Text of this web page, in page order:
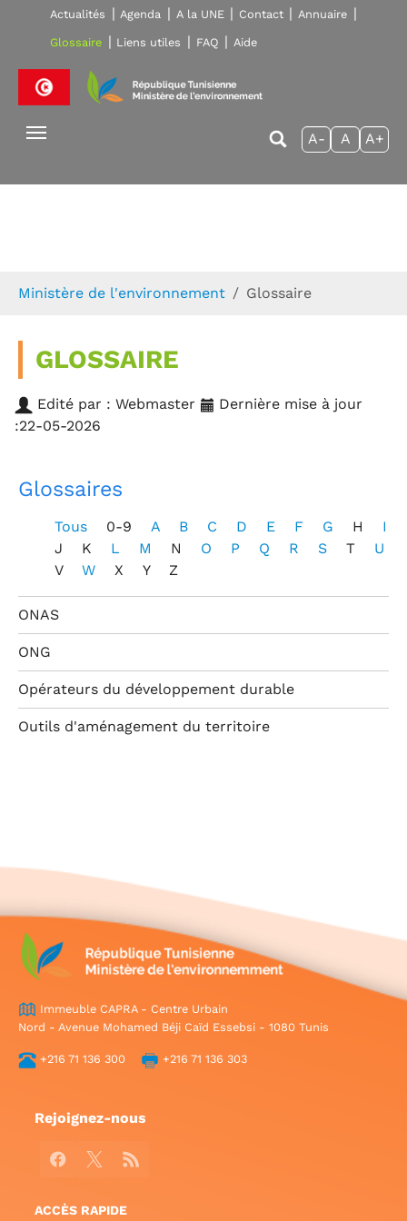
Skip to main navigation
Aller au contenu principal
Skip to page footer
Actualités Agenda A la UNE Contact Annuaire
Glossaire Liens utiles FAQ Aide
A- A A+
Ministère de l'environnement Glossaire
GLOSSAIRE
Edité par : Webmaster
Dernière mise à jour
:22-05-2026
Glossaires
Tous 0-9 A B C D E F G H
I
J
K L M N O P Q R S T
U
V
W X Y Z
ONAS
ONG
Opérateurs du développement durable
Outils d'aménagement du territoire
Immeuble CAPRA - Centre Urbain
Nord - Avenue Mohamed Béji Caïd Essebsi - 1080 Tunis
+216 71 136 300 +216 71 136 303
Rejoignez-nous
Facebook
X RSS
ACCÈS RAPIDE